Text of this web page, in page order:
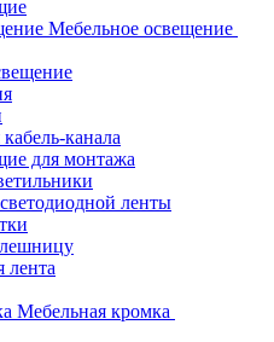
Мебельное освещение
канала
для монтажа
ленты
лента
Мебельная кромка